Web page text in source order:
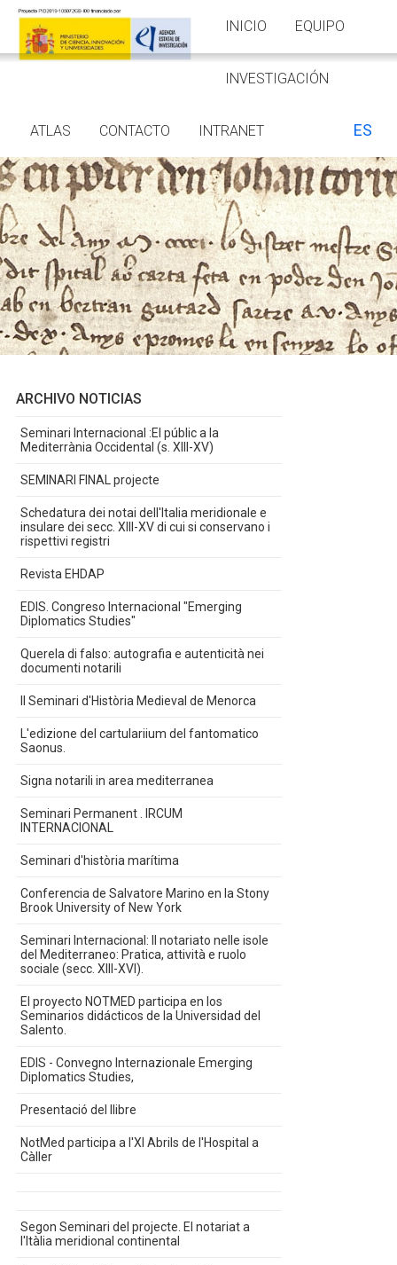
INICIO EQUIPO
INVESTIGACIÓN
ATLAS CONTACTO INTRANET ES
ARCHIVO NOTICIAS
Seminari Internacional :El públic a la
Mediterrània Occidental (s. XIII-XV)
SEMINARI FINAL projecte
Schedatura dei notai dell'Italia meridionale e
insulare dei secc. XIII-XV di cui si conservano i
rispettivi registri
Revista EHDAP
EDIS. Congreso Internacional "Emerging
Diplomatics Studies"
Querela di falso: autografia e autenticità nei
documenti notarili
II Seminari d'Història Medieval de Menorca
L'edizione del cartulariium del fantomatico
Saonus.
Signa notarili in area mediterranea
Seminari Permanent . IRCUM
INTERNACIONAL
Seminari d'història marítima
Conferencia de Salvatore Marino en la Stony
Brook University of New York
Seminari Internacional: Il notariato nelle isole
del Mediterraneo: Pratica, attività e ruolo
sociale (secc. XIII-XVI).
El proyecto NOTMED participa en los
Seminarios didácticos de la Universidad del
Salento.
EDIS - Convegno Internazionale Emerging
Diplomatics Studies,
Presentació del llibre
NotMed participa a l'XI Abrils de l'Hospital a
Càller
Segon Seminari del projecte. El notariat a
l'Itàlia meridional continental